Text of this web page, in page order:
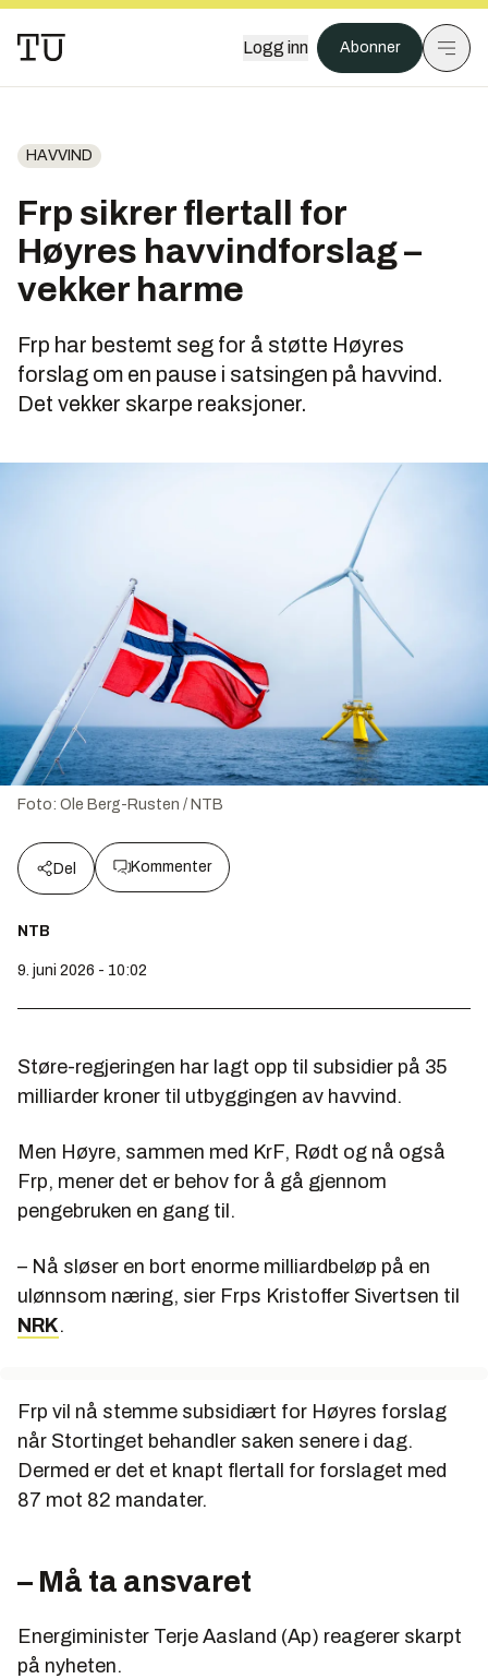
Logg inn Abonner
HAVVIND
Frp sikrer flertall for
Høyres havvindforslag –
vekker harme
Frp har bestemt seg for å støtte Høyres
forslag om en pause i satsingen på havvind.
Det vekker skarpe reaksjoner.
Foto: Ole Berg-Rusten / NTB
Del Kommenter
NTB
9. juni 2026 - 10:02
Støre-regjeringen har lagt opp til subsidier på 35
milliarder kroner til utbyggingen av havvind.
Men Høyre, sammen med KrF, Rødt og nå også
Frp, mener det er behov for å gå gjennom
pengebruken en gang til.
– Nå sløser en bort enorme milliardbeløp på en
ulønnsom næring, sier Frps Kristoffer Sivertsen til
NRK.
Frp vil nå stemme subsidiært for Høyres forslag
når Stortinget behandler saken senere i dag.
Dermed er det et knapt flertall for forslaget med
87 mot 82 mandater.
– Må ta ansvaret
Energiminister Terje Aasland (Ap) reagerer skarpt
på nyheten.